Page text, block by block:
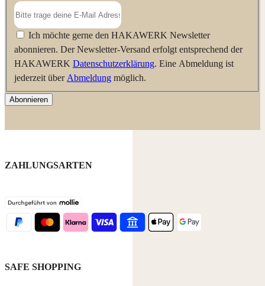
Ich möchte gerne den HAKAWERK Newsletter
abonnieren. Der Newsletter-Versand erfolgt entsprechend der
HAKAWERK Datenschutzerklärung. Eine Abmeldung ist
jederzeit über Abmeldung möglich.
Abonnieren
ZAHLUNGSARTEN
SAFE SHOPPING